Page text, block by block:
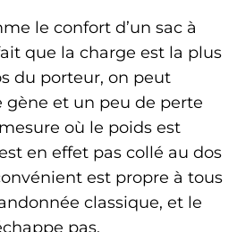
le confort d’un sac à
que la charge est la plus
du porteur, on peut
gène et un peu de perte
où le poids est
en effet pas collé au dos
est propre à tous
classique, et le
pas.